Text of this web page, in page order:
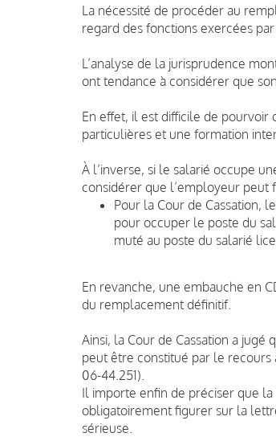
La nécessité de procéder au
regard des fonctions exercées
L’analyse de la jurisprudence
ont tendance à considérer que
En effet, il est difficile de
particulières et une formation
À l’inverse, si le salarié occupe
considérer que l’employeur peut
Pour la Cour de Cassation,
pour occuper le poste du
muté au poste du salarié
En revanche, une embauche en
du remplacement définitif.
Ainsi, la Cour de Cassation a
peut être constitué par le recours
06-44.251).
Il importe enfin de préciser que
obligatoirement figurer sur la
sérieuse.